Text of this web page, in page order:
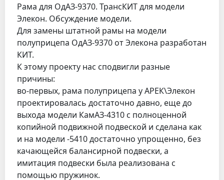
Рама для ОдАЗ-9370. ТрансКИТ для модели
Элекон. Обсуждение модели.
Для замены штатной рамы на модели
полуприцепа ОдАЗ-9370 от Элекона разработан
КИТ.
К этому проекту нас сподвигли разные
причины:
во-первых, рама полуприцепа у АРЕК\Элекон
проектировалась достаточно давно, еще до
выхода модели КамАЗ-4310 с полноценной
копийной подвижной подвеской и сделана как
и на модели -5410 достаточно упрощенно, без
качающейся балансирной подвески, а
имитация подвески была реализована с
помощью пружинок.